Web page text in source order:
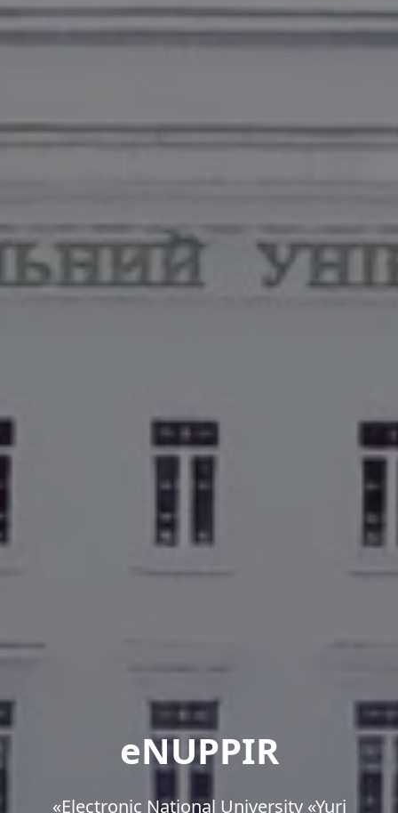
eNUPPIR
«Еlectronic National University «Yuri